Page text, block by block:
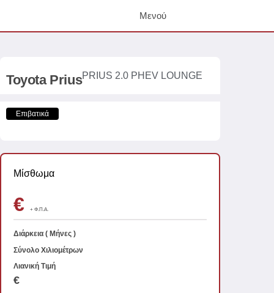
Μενού
ToyotaPriusPRIUS 2.0 PHEV LOUNGE
Επιβατικά
Μίσθωμα
€ + Φ.Π.Α.
Διάρκεια( Μήνες )
Σύνολο Χιλιομέτρων
Λιανική Τιμή
€